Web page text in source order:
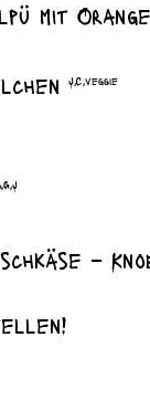
mit
J,C,veggie
–